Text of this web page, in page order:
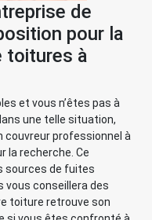
de
pour la
toitures à
et vous n’êtes pas à
une telle situation,
couvreur professionnel à
la recherche. Ce
sources de fuites
vous conseillera des
toiture retrouve son